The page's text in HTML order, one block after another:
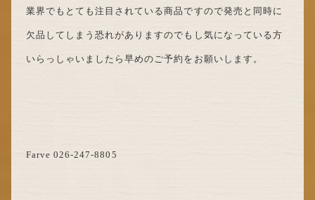
業界でもとても注目されている商品ですので発売と同時に
欠品してしまう恐れがありますのでもし気になっている方
いらっしゃいましたら早めのご予約をお願いします。
Farve 026-247-8805